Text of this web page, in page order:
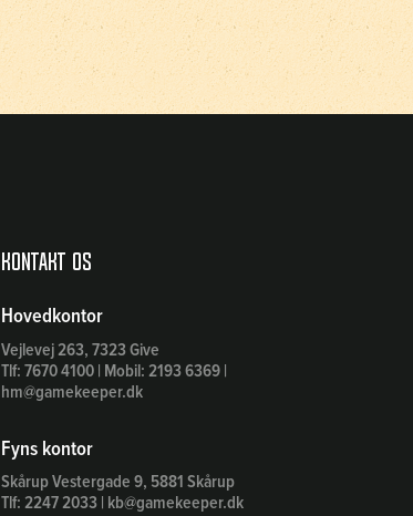
Kontakt os
Hovedkontor
Vejlevej 263, 7323 Give
Tlf: 7670 4100 | Mobil: 2193 6369 |
hm@gamekeeper.dk
Fyns kontor
Skårup Vestergade 9, 5881 Skårup
Tlf: 2247 2033 | kb@gamekeeper.dk